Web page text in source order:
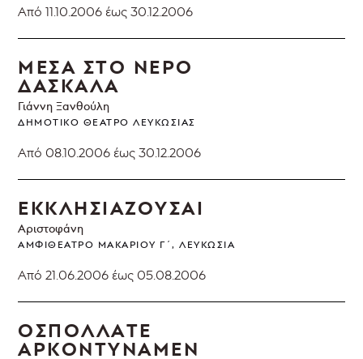
Από 11.10.2006 έως 30.12.2006
ΜΕΣΑ ΣΤΟ ΝΕΡΟ
ΔΑΣΚΑΛΑ
Γιάννη Ξανθούλη
ΔΗΜΟΤΙΚΌ ΘΈΑΤΡΟ ΛΕΥΚΩΣΊΑΣ
Από 08.10.2006 έως 30.12.2006
ΕΚΚΛΗΣΙΑΖΟΥΣΑΙ
Αριστοφάνη
ΑΜΦΙΘΈΑΤΡΟ ΜΑΚΑΡΊΟΥ Γ΄, ΛΕΥΚΩΣΊΑ
Από 21.06.2006 έως 05.08.2006
OΣΠΟΛΛΑΤΕ
ΑΡΚΟΝΤYΝΑΜΕΝ